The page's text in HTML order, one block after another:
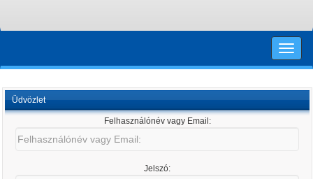
Toggle
Üdvözlet
Felhasználónév vagy Email:
Jelszó: